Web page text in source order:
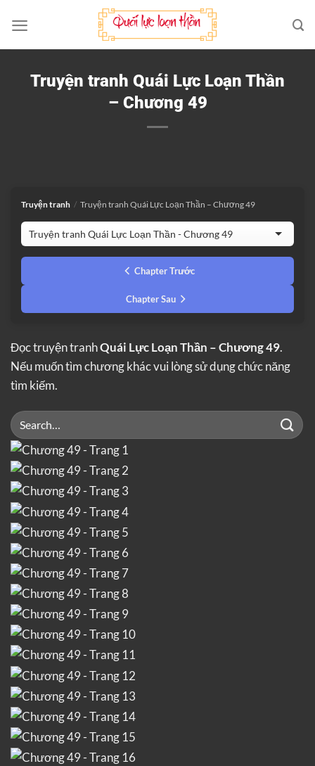
qua
nội
Truyện tranh Quái Lực Loạn Thần
– Chương 49
Truyện tranh / Truyện tranh Quái Lực Loạn Thần – Chương 49
Chapter Trước
Chapter Sau
Đọc truyện tranhQuái Lực Loạn Thần – Chương 49.
Nếu muốn tìm chương khác vui lòng sử dụng chức năng
tìm kiếm.